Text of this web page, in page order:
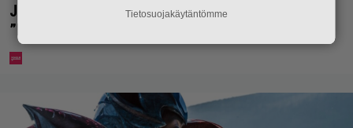
Jani Sievinen kokosi lapsikatraansa yhteen –
”Minun suurin perintöni heille”
Tietosuojakäytäntömme